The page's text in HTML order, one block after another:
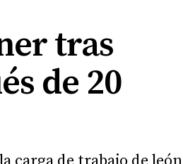
tras
de 20